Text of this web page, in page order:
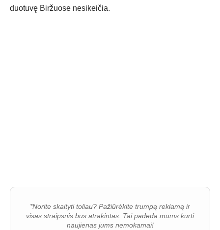
duo­tu­vę Bir­žuo­se ne­si­kei­čia.
*Norite skaityti toliau? Pažiūrėkite trumpą reklamą ir
visas straipsnis bus atrakintas. Tai padeda mums kurti
naujienas jums nemokamai!